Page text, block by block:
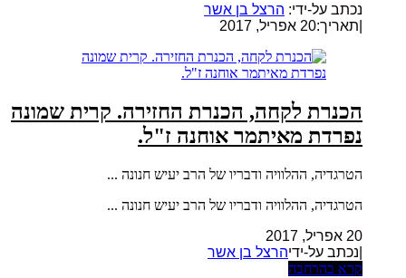
נכתב על-ידי: הרצל בן אשר
תאריך:20 אפריל, 2017
הכנרת לקחה, הכנרת החזירה. קרית שמונה
נפרדת מאיתמר אוחנה ז"ל.
הטרגדיה, ההלוויה ודבריו של הרב יעיש חנונה ...
הטרגדיה, ההלוויה ודבריו של הרב יעיש חנונה ...
20 אפריל, 2017
|נכתב על-ידיהרצל בן אשר
קרא בהרחבה